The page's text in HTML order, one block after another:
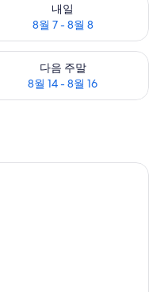
내일
8월 7 - 8월 8
월 9
다음 주말
8월 14 - 8월 16
주말 예약 가능 여부 확인,
금고, 책상, 암막 커튼, 다리미/